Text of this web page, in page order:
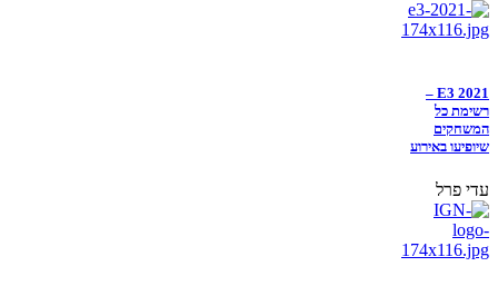
E3 2021 –
רשימת כל
המשחקים
שיופיעו באירוע
עדי פרל